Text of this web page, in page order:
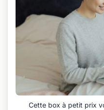
Cette box à petit prix